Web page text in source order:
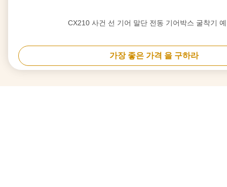
CX210 사건 선 기어 말단 전동 기어박스 굴착기
가장 좋은 가격 을 구하라